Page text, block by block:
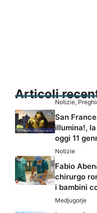
Articoli
Notizie,
San
illumina!,
oggi 11
Notizie
Fabio
chirurgo
i bambini
Medjugorje